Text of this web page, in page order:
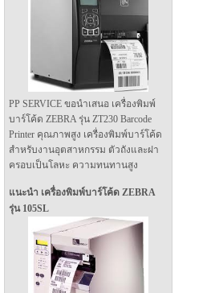
PP SERVICE ขอนำเสนอ เครื่องพิมพ์
บาร์โค้ด ZEBRA รุ่น ZT230 Barcode
Printer คุณภาพสูง เครื่องพิมพ์บาร์โค้ด
สำหรับงานอุตสาหกรรม ตัวถังและฝา
ครอบเป็นโลหะ ความทนทานสูง
แนะนำ เครื่องพิมพ์บาร์โค้ด ZEBRA
รุ่น 105SL